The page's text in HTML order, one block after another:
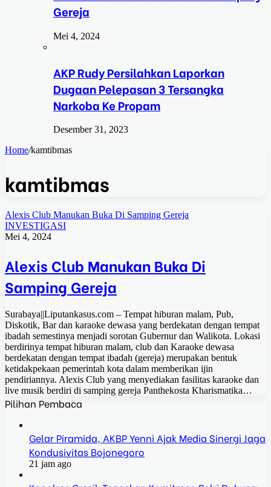
Gereja
Mei 4, 2024
AKP Rudy Persilahkan Laporkan
Dugaan Pelepasan 3 Tersangka
Narkoba Ke Propam
Desember 31, 2023
Home/kamtibmas
kamtibmas
Alexis Club Manukan Buka Di Samping Gereja
INVESTIGASI
Mei 4, 2024
Alexis Club Manukan Buka Di
Samping Gereja
Surabaya||Liputankasus.com – Tempat hiburan malam, Pub,
Diskotik, Bar dan karaoke dewasa yang berdekatan dengan tempat
ibadah semestinya menjadi sorotan Gubernur dan Walikota. Lokasi
berdirinya tempat hiburan malam, club dan Karaoke dewasa
berdekatan dengan tempat ibadah (gereja) merupakan bentuk
ketidakpekaan pemerintah kota dalam memberikan ijin
pendiriannya. Alexis Club yang menyediakan fasilitas karaoke dan
live musik berdiri di samping gereja Panthekosta Kharismatika…
Pilihan Pembaca
Gelar Piramida, AKBP Yenni Ajak Media Sinergi Jaga
Kondusivitas Bojonegoro
21 jam ago